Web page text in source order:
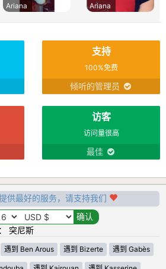
Ariana
Ariana
支持
100%免费
倾听的管理员
访客
访问量很高
最佳
供最好的服务，请支持我们
突尼斯
遇到 Ben Arous 遇到 Bizerte 遇到 Gabès